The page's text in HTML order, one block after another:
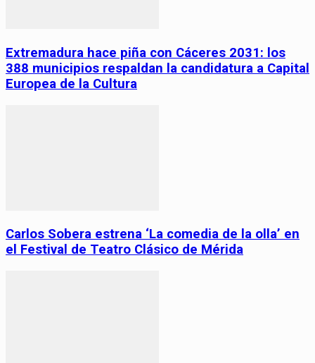
Extremadura hace piña con Cáceres 2031: los
388 municipios respaldan la candidatura a Capital
Europea de la Cultura
Carlos Sobera estrena ‘La comedia de la olla’ en
el Festival de Teatro Clásico de Mérida